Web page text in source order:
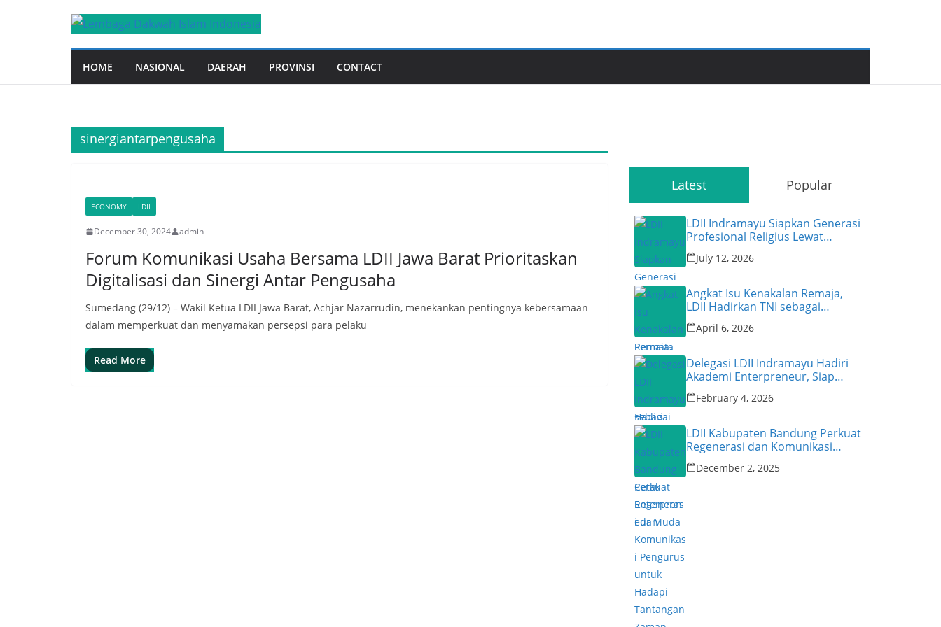
HOME NASIONAL DAERAH PROVINSI CONTACT
sinergiantarpengusaha
ECONOMY LDII
December 30, 2024 admin
Forum Komunikasi Usaha Bersama LDII Jawa Barat Prioritaskan
Digitalisasi dan Sinergi Antar Pengusaha
Sumedang (29/12) – Wakil Ketua LDII Jawa Barat, Achjar Nazarrudin, menekankan pentingnya kebersamaan
dalam memperkuat dan menyamakan persepsi para pelaku
Read More
Latest Popular
LDII Indramayu Siapkan Generasi
Profesional Religius Lewat
Permata CAI ke-47
July 12, 2026
Angkat Isu Kenakalan Remaja,
LDII Hadirkan TNI sebagai
Narasumber
April 6, 2026
Delegasi LDII Indramayu Hadiri
Akademi Enterpreneur, Siap
Cetak Enterpreneur Muda
February 4, 2026
LDII Kabupaten Bandung Perkuat
Regenerasi dan Komunikasi
Pengurus untuk Hadapi
Tantangan Zaman
December 2, 2025